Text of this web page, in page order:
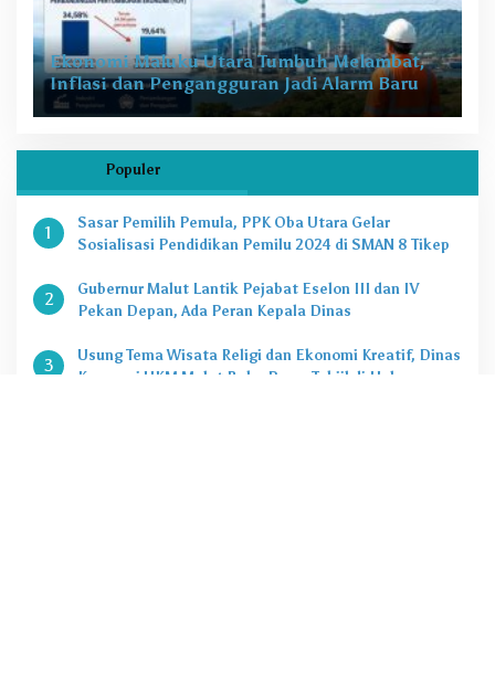
Ekonomi Maluku Utara Tumbuh Melambat,
Inflasi dan Pengangguran Jadi Alarm Baru
Populer
1
Sasar Pemilih Pemula, PPK Oba Utara Gelar
Sosialisasi Pendidikan Pemilu 2024 di SMAN 8 Tikep
2
Gubernur Malut Lantik Pejabat Eselon III dan IV
Pekan Depan, Ada Peran Kepala Dinas
3
Usung Tema Wisata Religi dan Ekonomi Kreatif, Dinas
Koperasi UKM Malut Buka Pasar Takjil di Halaman